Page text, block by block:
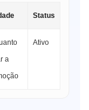
Status
a
Ativo